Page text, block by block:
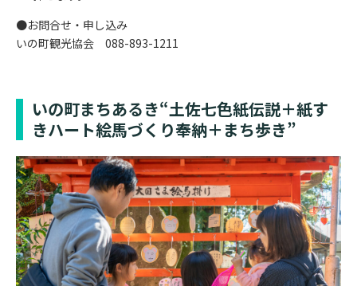
●お問合せ・申し込み
いの町観光協会 088-893-1211
いの町まちあるき“土佐七色紙伝説＋紙す
きハート絵馬づくり奉納＋まち歩き”